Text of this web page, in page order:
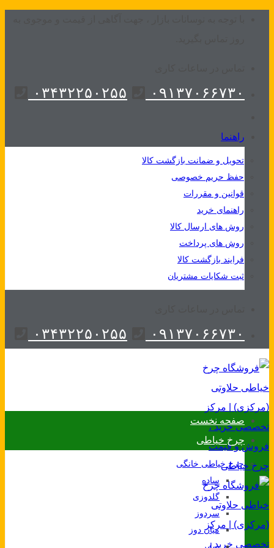
۰۹۱۳۷۰۶۶۷۳۰ ۰۳۴۳۲۲۵۰۲۵۵
راهنما
تحویل و ضمانت بازگشت کالا
حفظ حریم خصوصی
قوانین و مقررات
راهنمای خرید
روش های ارسال کالا
روش های پرداخت
فرایند بازگشت کالا
ثبت شکایات مشتریان
۰۹۱۳۷۰۶۶۷۳۰ ۰۳۴۳۲۲۵۰۲۵۵
صفحه نخست
چرخ خیاطی
چرخ خیاطی خانگی
ساده
گلدوزی
سردوز
میان دوز